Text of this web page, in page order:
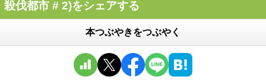
殺伐都市 # 2)をシェアする
本つぶやきをつぶやく